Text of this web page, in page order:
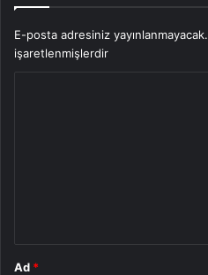
E-posta adresiniz yayınlanmayacak.
işaretlenmişlerdir
Ad *